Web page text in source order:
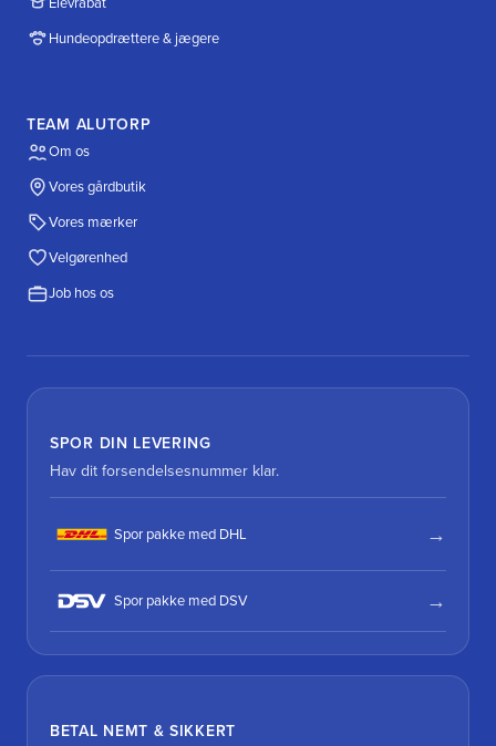
Hundeopdrættere & jægere
TEAM ALUTORP
Om os
Vores gårdbutik
Vores mærker
Velgørenhed
Job hos os
SPOR DIN LEVERING
Hav dit forsendelsesnummer klar.
Spor pakke med DHL
Spor pakke med DSV
BETAL NEMT & SIKKERT